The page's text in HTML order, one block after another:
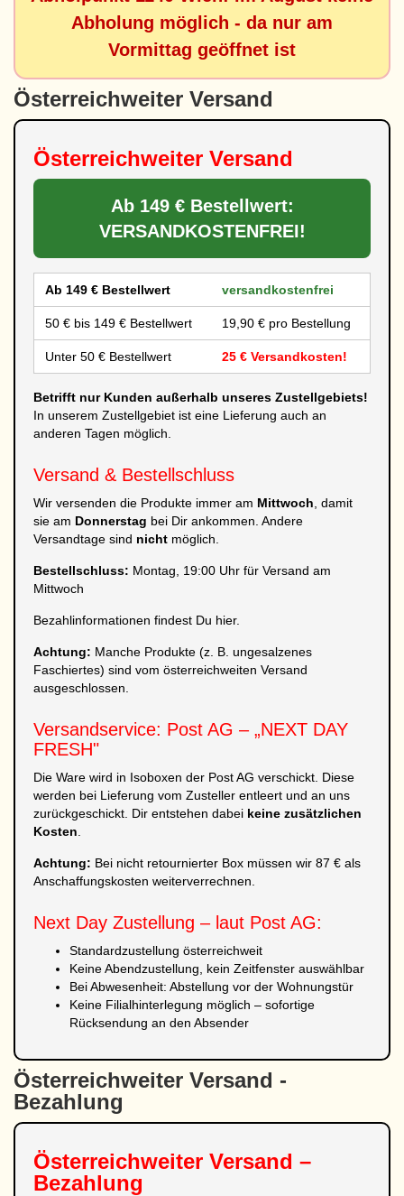
Abholung möglich - da nur am
Vormittag geöffnet ist
Österreichweiter Versand
Österreichweiter Versand
Ab 149 € Bestellwert:
VERSANDKOSTENFREI!
Ab 149 € Bestellwert versandkostenfrei
50 € bis 149 € Bestellwert 19,90 € pro Bestellung
Unter 50 € Bestellwert 25 € Versandkosten!
Betrifft nur Kunden außerhalb unseres Zustellgebiets!
In unserem Zustellgebiet ist eine Lieferung auch an
anderen Tagen möglich.
Versand & Bestellschluss
Wir versenden die Produkte immer am Mittwoch , damit
sie am Donnerstag bei Dir ankommen. Andere
Versandtage sind nicht möglich.
Bestellschluss: Montag, 19:00 Uhr für Versand am
Mittwoch
Bezahlinformationen findest Du hier.
Achtung: Manche Produkte (z. B. ungesalzenes
Faschiertes) sind vom österreichweiten Versand
ausgeschlossen.
Versandservice: Post AG – „NEXT DAY
FRESH"
Die Ware wird in Isoboxen der Post AG verschickt. Diese
werden bei Lieferung vom Zusteller entleert und an uns
zurückgeschickt. Dir entstehen dabei keine zusätzlichen
Kosten
Achtung: Bei nicht retournierter Box müssen wir 87 € als
Anschaffungskosten weiterverrechnen.
Next Day Zustellung – laut Post AG:
Standardzustellung österreichweit
Keine Abendzustellung, kein Zeitfenster auswählbar
Bei Abwesenheit: Abstellung vor der Wohnungstür
Keine Filialhinterlegung möglich – sofortige
Rücksendung an den Absender
Österreichweiter Versand -
Bezahlung
Österreichweiter Versand –
Bezahlung